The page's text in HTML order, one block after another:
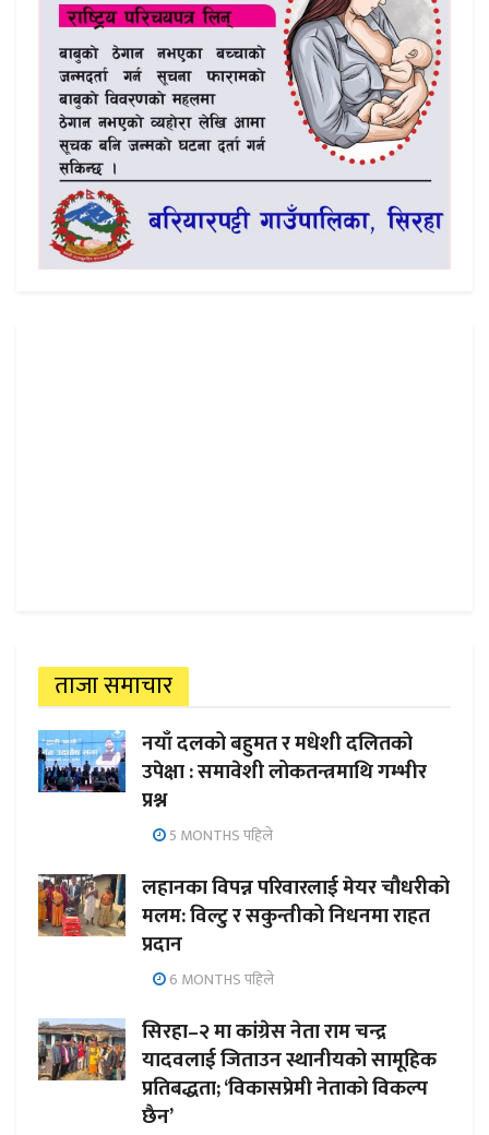
ताजा समाचार
नयाँ दलको बहुमत र मधेशी दलितको
उपेक्षा : समावेशी लोकतन्त्रमाथि गम्भीर
प्रश्न
5 MONTHS पहिले
लहानका विपन्न परिवारलाई मेयर चौधरीको
मलम: विल्टु र सकुन्तीको निधनमा राहत
प्रदान
6 MONTHS पहिले
सिरहा–२ मा कांग्रेस नेता राम चन्द्र
यादवलाई जिताउन स्थानीयको सामूहिक
प्रतिबद्धता; ‘विकासप्रेमी नेताको विकल्प
छैन’